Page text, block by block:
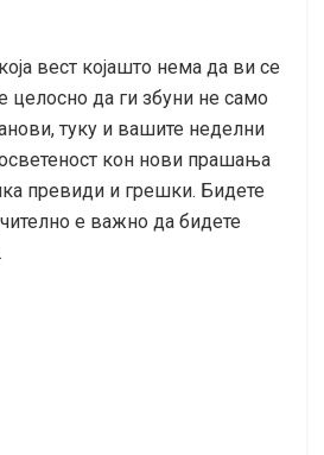
вест којашто нема да ви се
да ги збуни не само
туку и вашите неделни
кон нови прашања
превиди и грешки. Бидете
е важно да бидете